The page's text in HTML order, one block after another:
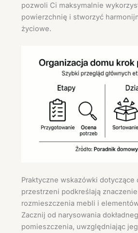
pozwoli Ci maksymalnie
powierzchnię i stworzyć
życiowe.
Praktyczne wskazówki dotyczące
przestrzeni podkreślają
rozmieszczenia mebli i
Zacznij od narysowania
pomieszczenia, uwzględniając